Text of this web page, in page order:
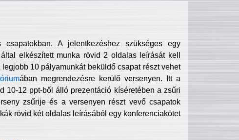
A jelentkezéshez szükséges egy
elkészített munka rövid 2 oldalas leírását kell
10 pályamunkát beküldő csapat részt vehet
ában megrendezésre kerülő versenyen. Itt a
10-12 ppt-ből álló prezentáció kíséretében a zsűri
zsűrije és a versenyen részt vevő csapatok
rövid két oldalas leírásából egy konferenciakötet